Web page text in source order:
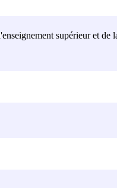
supérieur et de